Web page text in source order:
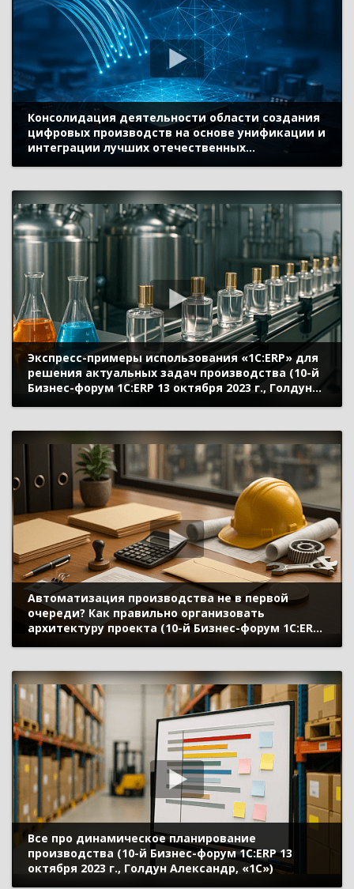
Консолидация деятельности области создания
цифровых производств на основе унификации и
интеграции лучших отечественных
Позднеев Борис, Ассоциация «Цифровые
инновации в маши
Экспресс-примеры использования «1С:ERP» для
решения актуальных задач производства (10-й
Бизнес-форум 1С:ERP 13 октября 2023 г., Голдун
Автоматизация производства не в первой
очереди? Как правильно организовать
архитектуру проекта (10-й Бизнес-форум 1С:ERP
Все про динамическое планирование
производства (10-й Бизнес-форум 1С:ERP 13
октября 2023 г., Голдун Александр, «1С»)